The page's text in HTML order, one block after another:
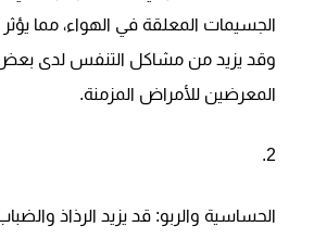
الجسيمات المعلقة في الهواء، مما
وقد يزيد من مشاكل التنفس لدى
المعرضين للأمراض المزمنة.
الحساسية والربو: قد يزيد الرذاذ